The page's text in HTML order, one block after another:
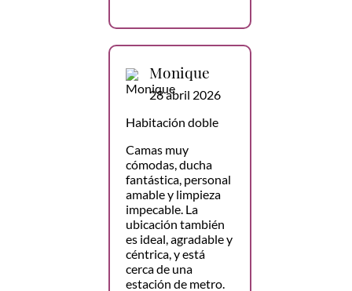
Monique
28 abril 2026
Habitación doble
Camas muy
cómodas, ducha
fantástica, personal
amable y limpieza
impecable. La
ubicación también
es ideal, agradable y
céntrica, y está
cerca de una
estación de metro.